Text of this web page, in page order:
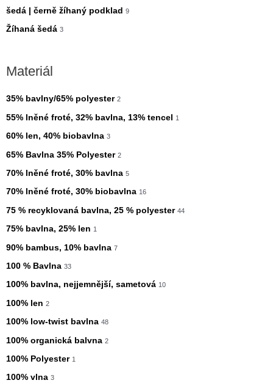
šedá | černě žíhaný podklad 9
Žíhaná šedá 3
Materiál
35% bavlny/65% polyester 2
55% lněné froté, 32% bavlna, 13% tencel 1
60% len, 40% biobavlna 3
65% Bavlna 35% Polyester 2
70% lněné froté, 30% bavlna 5
70% lněné froté, 30% biobavlna 16
75 % recyklovaná bavlna, 25 % polyester 44
75% bavlna, 25% len 1
90% bambus, 10% bavlna 7
100 % Bavlna 33
100% bavlna, nejjemnější, sametová 10
100% len 2
100% low-twist bavlna 48
100% organická balvna 2
100% Polyester 1
100% vlna 3